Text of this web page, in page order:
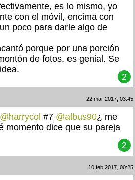
es lo mismo, yo
con el móvil, encima con
poco para darle algo de
porque por una porción
de fotos, es genial. Se
2
22 mar 2017, 03:45
@harrycol #7 @albus90¿ me
momento dice que su pareja
2
10 feb 2017, 00:25